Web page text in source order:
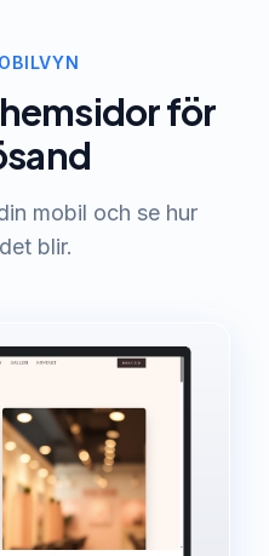
för
mobil och se hur
blir.